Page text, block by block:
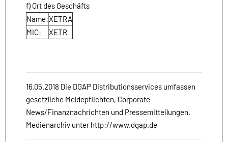
f) Ort des Geschäfts
Name:XETRA
MIC:
XETR
16.05.2018 Die DGAP Distributionsservices umfassen
gesetzliche Meldepflichten, Corporate
News/Finanznachrichten und Pressemitteilungen.
Medienarchiv unter http://www.dgap.de